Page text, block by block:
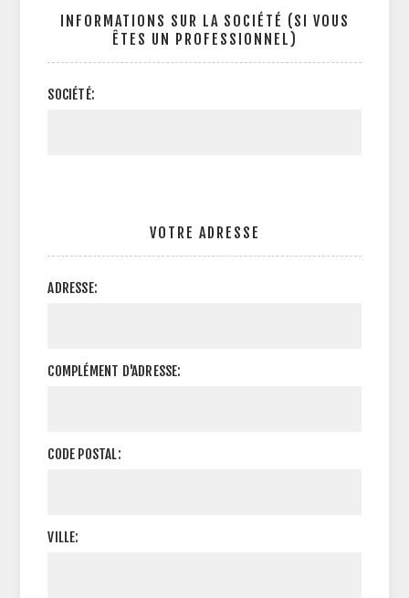
INFORMATIONS SUR LA SOCIÉTÉ (SI VOUS
ÊTES UN PROFESSIONNEL)
SOCIÉTÉ:
VOTRE ADRESSE
ADRESSE:
COMPLÉMENT D'ADRESSE:
CODE POSTAL:
VILLE: